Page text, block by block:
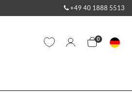
+49 40 1888 5513
0